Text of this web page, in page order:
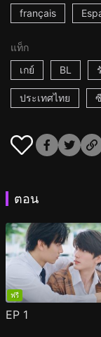
français
แท็ก
เกย์
BL
ประเทศไทย
ตอน
ฟรี
EP 1